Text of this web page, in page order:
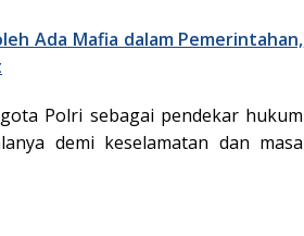
Ada Mafia dalam Pemerintahan,
Polri sebagai pendekar hukum
demi keselamatan dan masa